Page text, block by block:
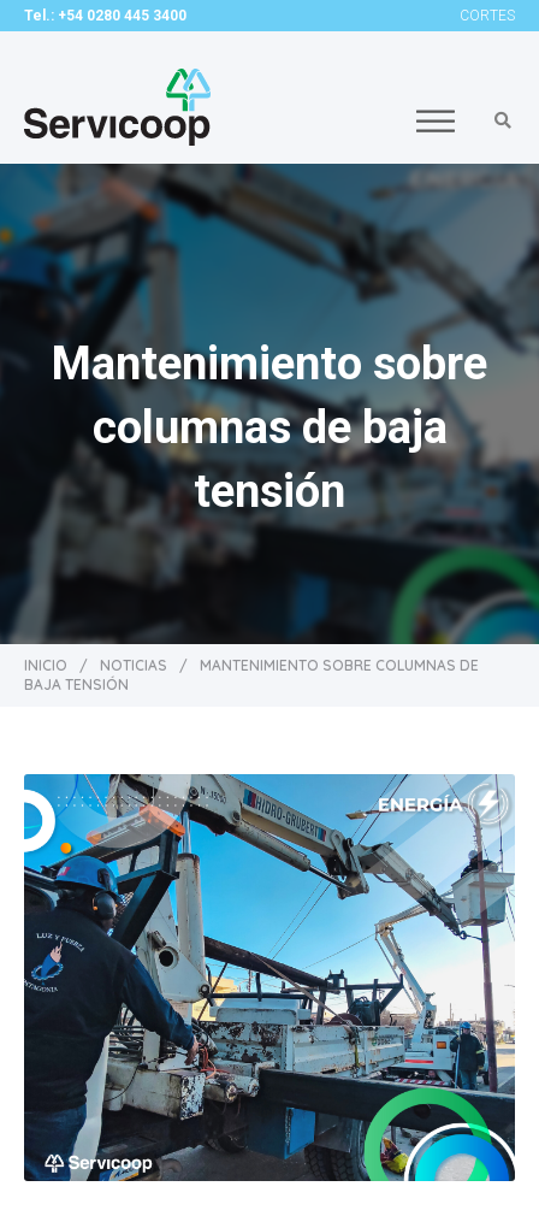
Tel.: +54 0280 445 3400 CORTES
Mantenimiento sobre
columnas de baja
tensión
INICIO / NOTICIAS /
MANTENIMIENTO SOBRE COLUMNAS DE
BAJA TENSIÓN